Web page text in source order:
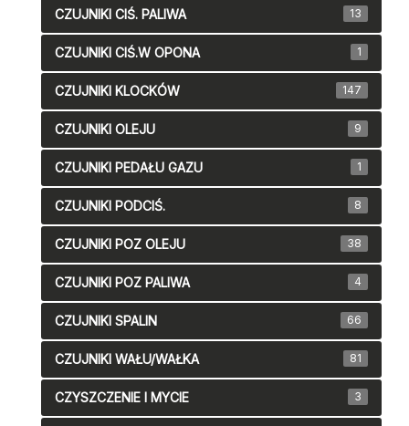
CZUJNIKI CIŚ. PALIWA 13
CZUJNIKI CIŚ.W OPONA 1
CZUJNIKI KLOCKÓW 147
CZUJNIKI OLEJU 9
CZUJNIKI PEDAŁU GAZU 1
CZUJNIKI PODCIŚ. 8
CZUJNIKI POZ OLEJU 38
CZUJNIKI POZ PALIWA 4
CZUJNIKI SPALIN 66
CZUJNIKI WAŁU/WAŁKA 81
CZYSZCZENIE I MYCIE 3